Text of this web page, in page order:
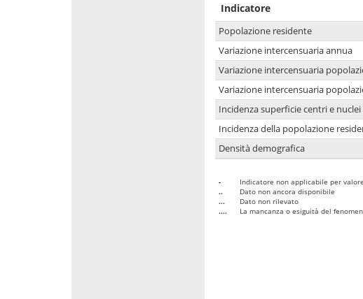
Indicatore
Popolazione residente
Variazione intercensuaria annua
Variazione intercensuaria
Variazione intercensuaria
Incidenza superficie centri e
Incidenza della popolazione
Densità demografica
-
Indicatore non applicabile per
..
Dato non ancora disponibile
...
Dato non rilevato
....
La mancanza o esiguità del